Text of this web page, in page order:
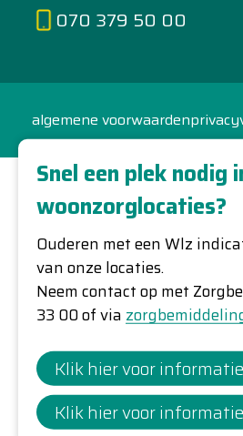
070 379 50 00
algemene voorwaarden
Snel een plek nodig
woonzorglocaties?
Ouderen met een Wlz
van onze locaties.
Neem contact op met
33 00 of via
Klik hier voor
Klik hier voor